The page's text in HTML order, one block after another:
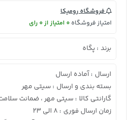
فروشگاه رومیکا
امتیاز فروشگاه 0 امتیاز از 0 رای
برند : پگاه
ارسال : آماده ارسال
بسته بندی و ارسال : سیتی مهر
گارانتی کالا : سیتی مهر ، ضمانت
زمان ارسال فوری : 8 الی 23